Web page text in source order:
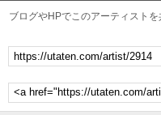
ブログやHPでこのアーティスト